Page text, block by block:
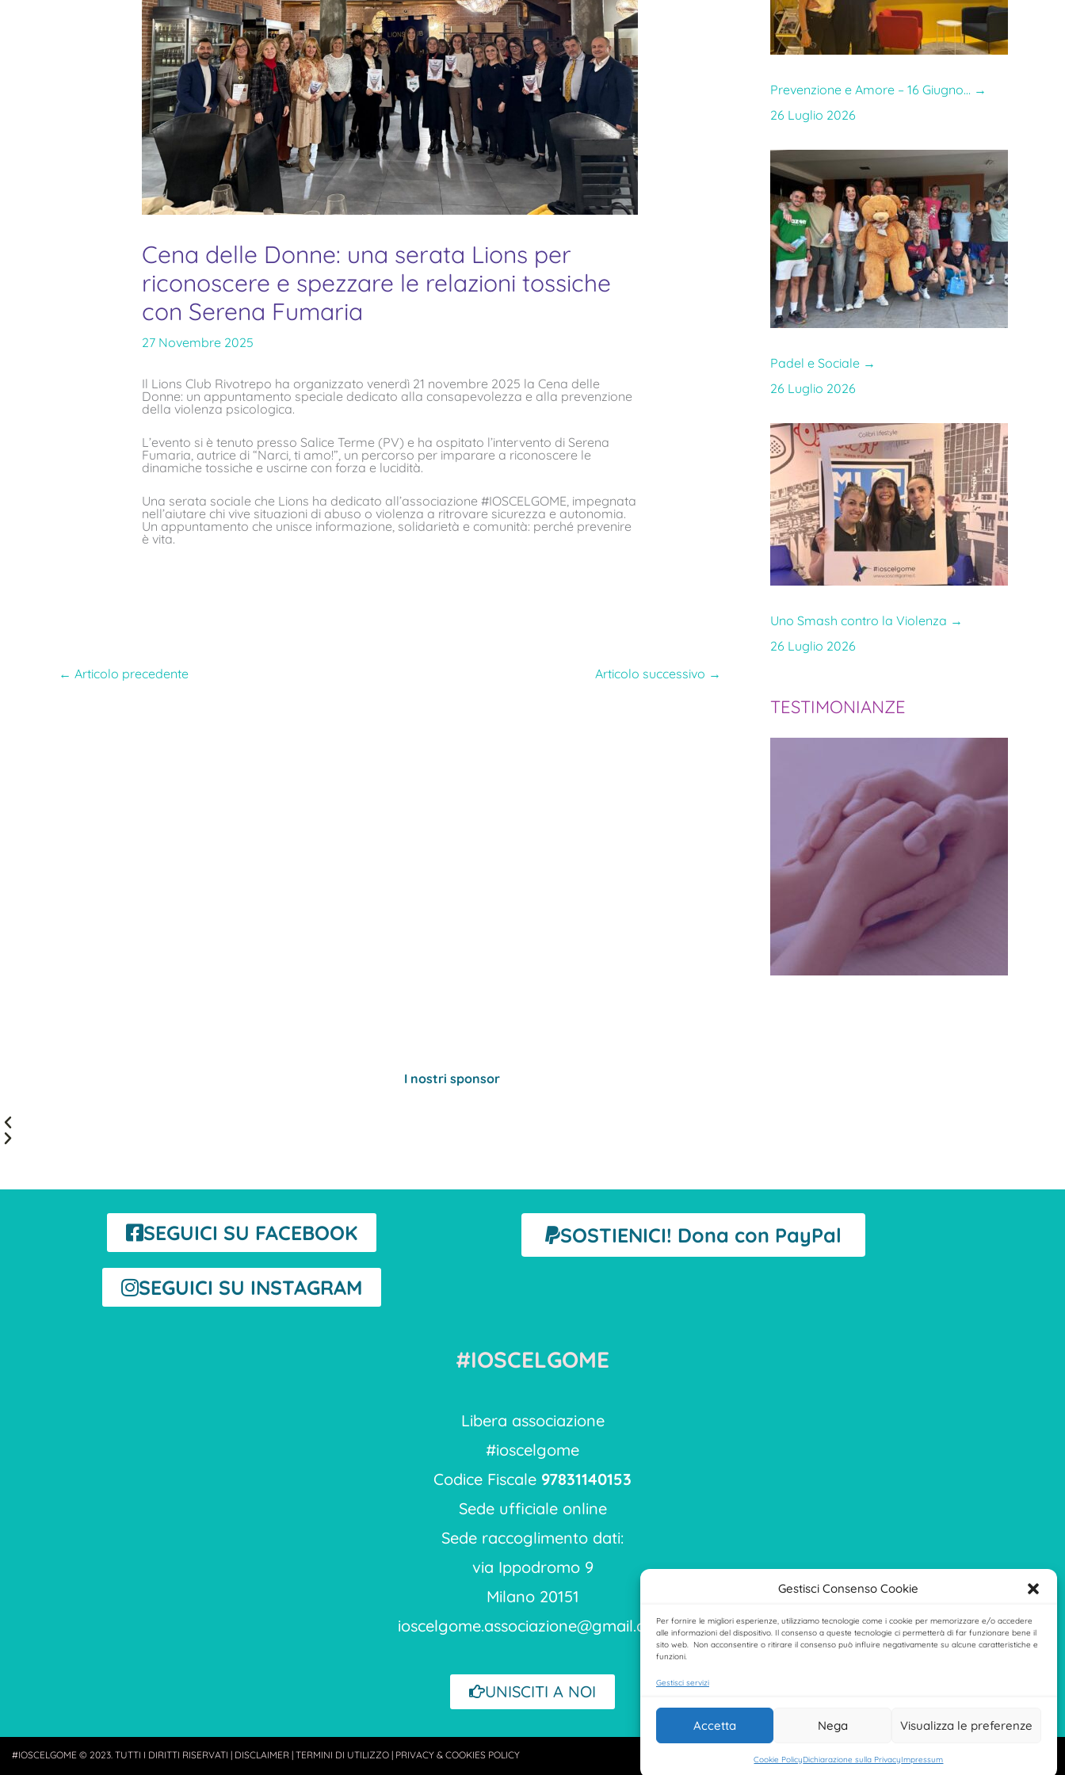
Gestisci Consenso Cookie
Per fornire le migliori esperienze, utilizziamo tecnologie come i cookie per memorizzare e/o accedere
alle informazioni del dispositivo. Il consenso a queste tecnologie ci permetterà di far funzionare bene il
sito web. Non acconsentire o ritirare il consenso può influire negativamente su alcune caratteristiche e
funzioni.
Gestisci servizi
Accetta Nega Visualizza le preferenze
Cookie PolicyDichiarazione sulla PrivacyImpressum
Cena delle Donne: una serata Lions per
riconoscere e spezzare le relazioni tossiche
con Serena Fumaria
27 Novembre 2025
Il Lions Club Rivotrepo ha organizzato venerdì 21 novembre 2025 la Cena delle
Donne: un appuntamento speciale dedicato alla consapevolezza e alla prevenzione
della violenza psicologica.
L’evento si è tenuto presso Salice Terme (PV) e ha ospitato l’intervento di Serena
Fumaria, autrice di “Narci, ti amo!”, un percorso per imparare a riconoscere le
dinamiche tossiche e uscirne con forza e lucidità.
Una serata sociale che Lions ha dedicato all’associazione #IOSCELGOME, impegnata
nell’aiutare chi vive situazioni di abuso o violenza a ritrovare sicurezza e autonomia.
Un appuntamento che unisce informazione, solidarietà e comunità: perché prevenire
è vita.
← Articolo precedente Articolo successivo →
Prevenzione e Amore – 16 Giugno… →
26 Luglio 2026
Padel e Sociale →
26 Luglio 2026
Uno Smash contro la Violenza →
26 Luglio 2026
TESTIMONIANZE
I nostri sponsor
SEGUICI SU FACEBOOK
SEGUICI SU INSTAGRAM
SOSTIENICI! Dona con PayPal
#IOSCELGOME
Libera associazione
#ioscelgome
Codice Fiscale 97831140153
Sede ufficiale online
Sede raccoglimento dati:
via Ippodromo 9
Milano 20151
ioscelgome.associazione@gmail.com
UNISCITI A NOI
#IOSCELGOME © 2023. TUTTI I DIRITTI RISERVATI | DISCLAIMER | TERMINI DI UTILIZZO | PRIVACY & COOKIES POLICY